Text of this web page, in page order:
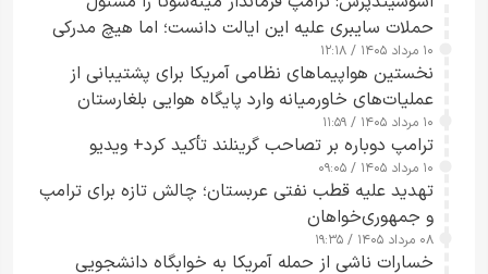
حملات سایبری علیه این ایالت دانست؛ اما هیچ مدرکی
ارائه نکرد
۱۰ مرداد ۱۴۰۵ / ۱۲:۱۸
نخستین هواپیماهای نظامی آمریکا برای پشتیبانی از
عملیات‌های خاورمیانه وارد پایگاه هوایی بلغارستان
شدند
۱۰ مرداد ۱۴۰۵ / ۱۱:۵۹
ترامپ دوباره بر تصاحب گرینلند تأکید کرد+ ویدیو
۱۰ مرداد ۱۴۰۵ / ۰۹:۰۵
تهدید علیه قطب نفتی عربستان؛ چالش تازه برای ترامپ
و جمهوری‌خواهان
۰۸ مرداد ۱۴۰۵ / ۱۹:۳۵
خسارات ناشی از حمله آمریکا به خوابگاه دانشجویی